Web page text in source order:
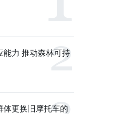
能力 推动森林可持
体更换旧摩托车的